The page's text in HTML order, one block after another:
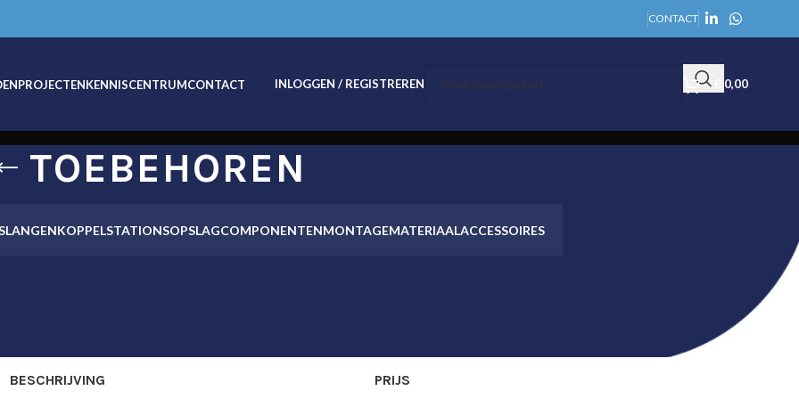
CONTACT
PROJECTENKENNISCENTRUMCONTACT INLOGGEN / REGISTREREN 0,00
TOEBEHOREN
KOPPELSTATIONSOPSLAGCOMPONENTENMONTAGEMATERIAALACCESSOIRES
BESCHRIJVING PRIJS